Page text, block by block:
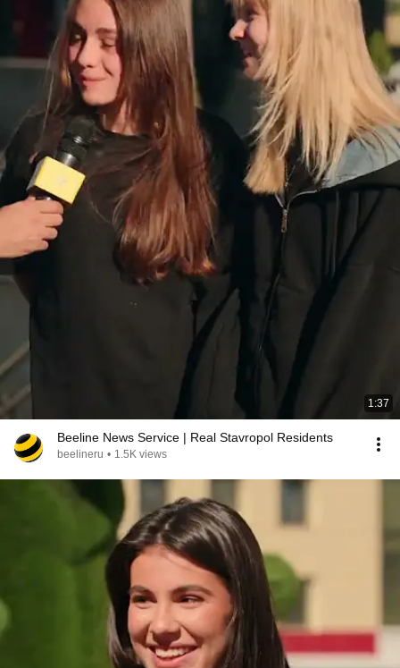
1:37
Beeline News Service | Real Stavropol Residents
beelineru • 1.5K views